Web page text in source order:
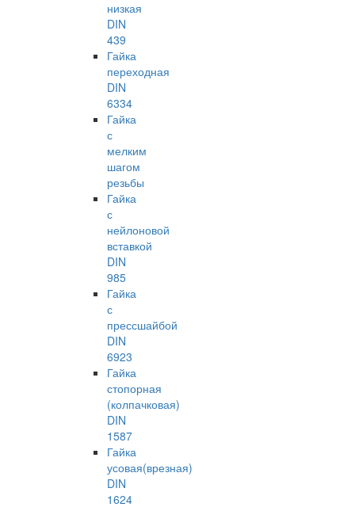
низкая
DIN
439
Гайка
переходная
DIN
6334
Гайка
с
мелким
шагом
резьбы
Гайка
с
нейлоновой
вставкой
DIN
985
Гайка
с
прессшайбой
DIN
6923
Гайка
стопорная
(колпачковая)
DIN
1587
Гайка
усовая(врезная)
DIN
1624